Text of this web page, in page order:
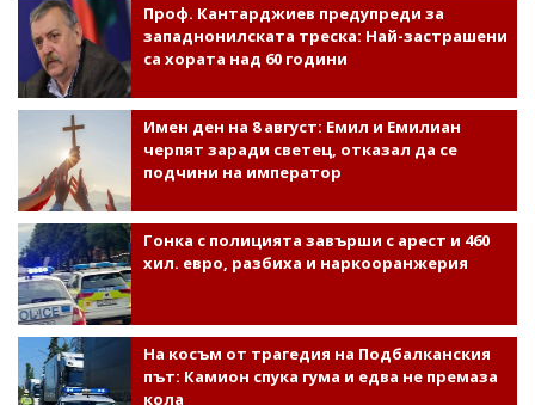
Проф. Кантарджиев предупреди за
западнонилската треска: Най-застрашени
са хората над 60 години
Имен ден на 8 август: Емил и Емилиан
черпят заради светец, отказал да се
подчини на император
Гонка с полицията завърши с арест и 460
хил. евро, разбиха и наркооранжерия
На косъм от трагедия на Подбалканския
път: Камион спука гума и едва не премаза
кола